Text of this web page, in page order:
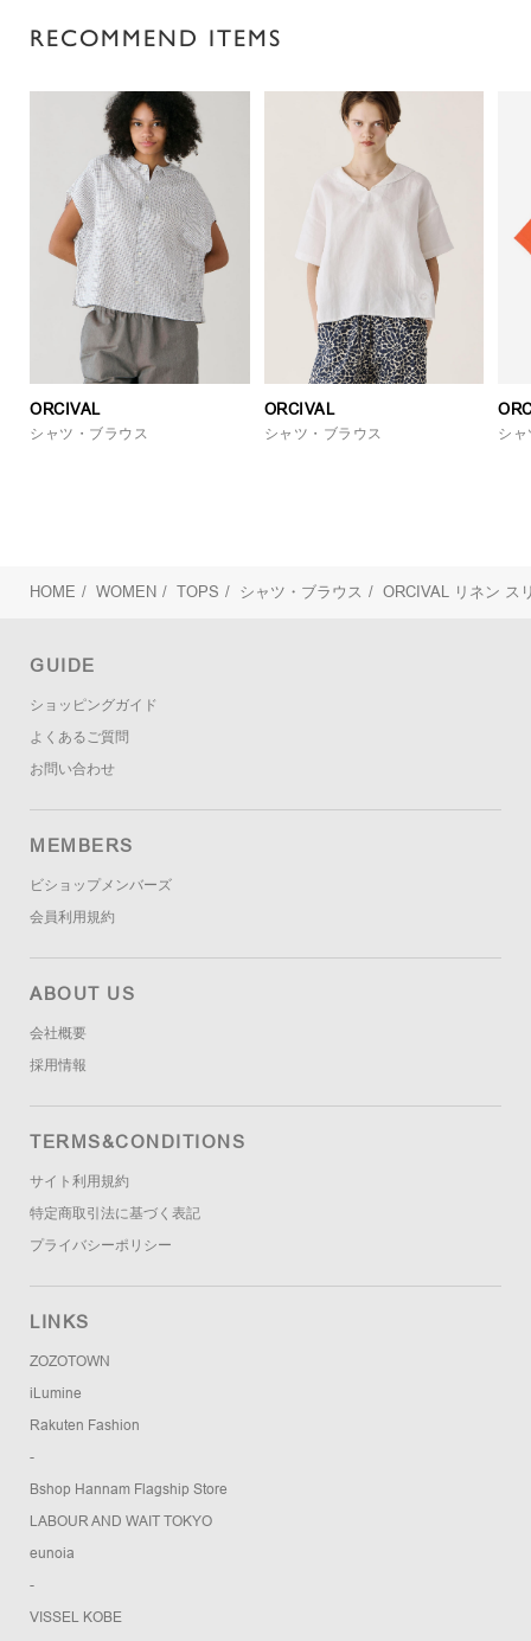
RECOMMEND ITEMS
ORCIVAL
シャツ・ブラウス
ORCIVAL
シャツ・ブラウス シ
HOME / WOMEN / TOPS / シャツ・ブラウス / ORCIVAL リネン ス
GUIDE
ショッピングガイド
よくあるご質問
お問い合わせ
MEMBERS
ビショップメンバーズ
会員利用規約
ABOUT US
会社概要
採用情報
TERMS&CONDITIONS
サイト利用規約
特定商取引法に基づく表記
プライバシーポリシー
LINKS
ZOZOTOWN
iLumine
Rakuten Fashion
-
Bshop Hannam Flagship Store
LABOUR AND WAIT TOKYO
eunoia
-
VISSEL KOBE